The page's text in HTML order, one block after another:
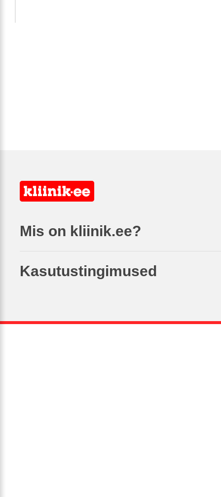
Mis on kliinik.ee?
Kasutustingimused